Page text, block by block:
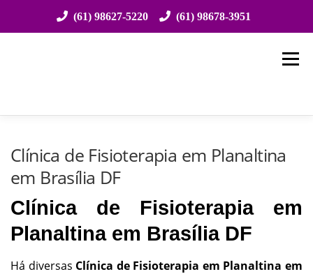
(61) 98627-5220 (61) 98678-3951
Menu
Clínica de Fisioterapia em Planaltina
em Brasília DF
Clínica de Fisioterapia em
Planaltina em Brasília DF
Há diversas Clínica de Fisioterapia em Planaltina em